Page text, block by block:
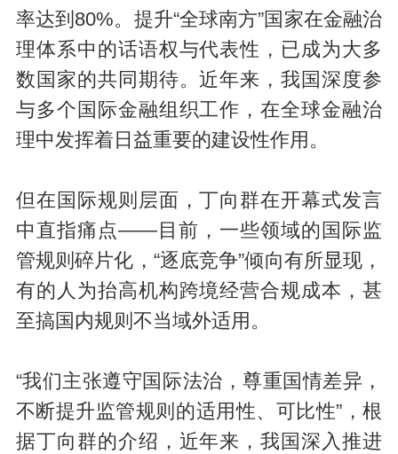
率达到80%。提升“全球南方”国家在金融治
理体系中的话语权与代表性，已成为大多
数国家的共同期待。近年来，我国深度参
与多个国际金融组织工作，在全球金融治
理中发挥着日益重要的建设性作用。
但在国际规则层面，丁向群在开幕式发言
中直指痛点——目前，一些领域的国际监
管规则碎片化，“逐底竞争”倾向有所显现，
有的人为抬高机构跨境经营合规成本，甚
至搞国内规则不当域外适用。
“我们主张遵守国际法治，尊重国情差异，
不断提升监管规则的适用性、可比性”，根
据丁向群的介绍，近年来，我国深入推进